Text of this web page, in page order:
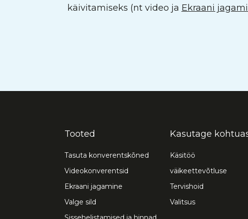
käivitamiseks (nt video ja Ekraani
Tooted
Tasuta konverentskõned
Videokonverentsid
Ekraani jagamine
Valge sild
Kasutage
Käsitöö
väikeettevõtluse
Tervishoid
Valitsus